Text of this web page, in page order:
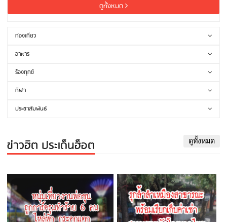
ดูทั้งหมด
ท่องเที่ยว
อาหาร
ร้องทุกข์
กีฬา
ประชาสัมพันธ์
ข่าวฮิต ประเด็นฮ็อต ดูทั้งหมด